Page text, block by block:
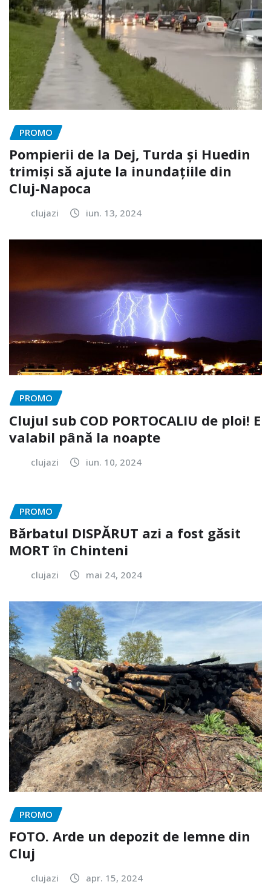
PROMO
Pompierii de la Dej, Turda și Huedin
trimiși să ajute la inundațiile din
Cluj-Napoca
clujazi iun. 13, 2024
PROMO
Clujul sub COD PORTOCALIU de ploi! E
valabil până la noapte
clujazi iun. 10, 2024
PROMO
Bărbatul DISPĂRUT azi a fost găsit
MORT în Chinteni
clujazi mai 24, 2024
PROMO
FOTO. Arde un depozit de lemne din
Cluj
clujazi apr. 15, 2024